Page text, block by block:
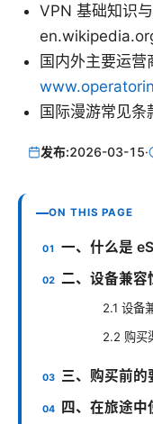
VPN 基础知识
国内外主要运
国际漫游常见条
发布:2026-03-15·
ON THIS PAGE
一、什么是
二、设备兼容
2.1 设备
2.2 购买
三、购买前的
四、在旅途中